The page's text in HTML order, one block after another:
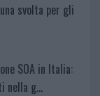
svolta per gli
SOA in Italia:
nella g…